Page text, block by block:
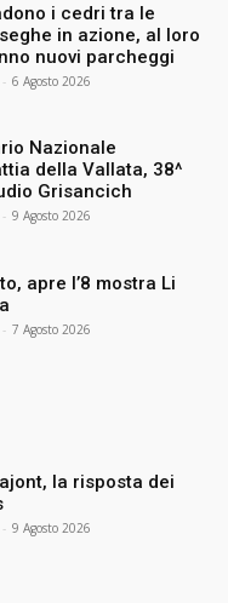
i cedri tra le
in azione, al loro
nuovi parcheggi
- 6 Agosto 2026
Nazionale
della Vallata, 38^
Grisancich
- 9 Agosto 2026
apre l’8 mostra Li
- 7 Agosto 2026
la risposta dei
- 9 Agosto 2026